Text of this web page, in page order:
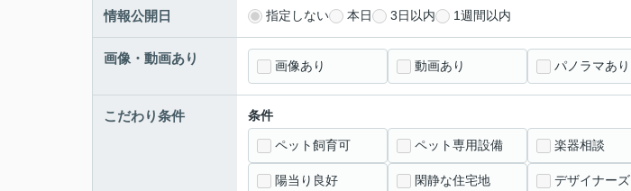
情報公開日 指定しない 本日 3日以内 1週間以内
画像・動画あり 画像あり 動画あり パノラマあり
こだわり条件 条件
ペット飼育可 ペット専用設備 楽器相談
陽当り良好 閑静な住宅地 デザイナーズ